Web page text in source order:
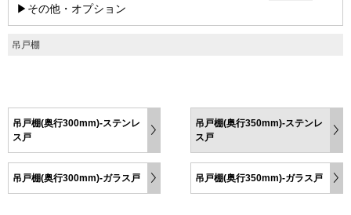
▶その他・オプション
吊戸棚
吊戸棚(奥行300mm)-ステンレ
ス戸
吊戸棚(奥行350mm)-ステンレ
ス戸
吊戸棚(奥行300mm)-ガラス戸 吊戸棚(奥行350mm)-ガラス戸